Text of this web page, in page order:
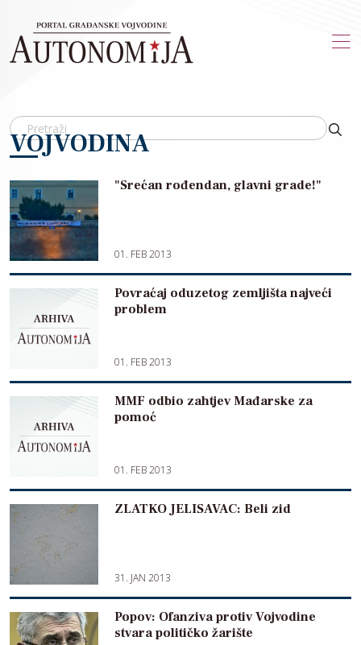
VOJVODINA
"Srećan rođendan, glavni grade!"
01. FEB 2013
Povraćaj oduzetog zemljišta najveći
problem
01. FEB 2013
MMF odbio zahtjev Mađarske za
pomoć
01. FEB 2013
ZLATKO JELISAVAC: Beli zid
31. JAN 2013
Popov: Ofanziva protiv Vojvodine
stvara političko žarište